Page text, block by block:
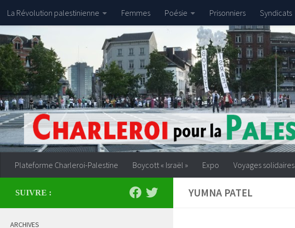
Skip to content
La Révolution palestinienne Femmes Poésie Prisonniers Syndicats
Plateforme Charleroi-Palestine Boycott « Israël » Expo Voyages solidaires
YUMNA PATEL
SUIVRE :
ARCHIVES